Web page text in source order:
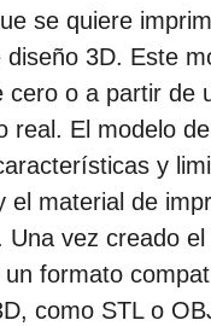
se quiere
diseño 3D. Este
cero o a partir de
real. El modelo
y
el material de
Una vez creado
formato
como STL o